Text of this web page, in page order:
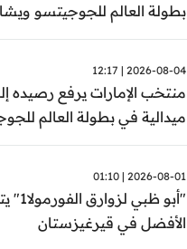
بطولة العالم للجوجيتسو
تتويج الفائزين
2026-08-04 | 12:17
ميدالية في بطولة العالم
2026-08-01 | 01:10
"أبو
الأفضل في قيرغيزستان